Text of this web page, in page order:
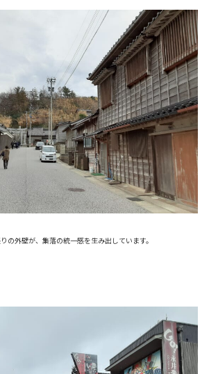
の外壁が、集落の統一感を生み出しています。